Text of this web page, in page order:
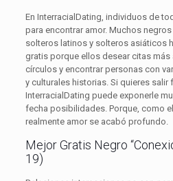
En InterracialDating, individuos de
para encontrar amor. Muchos
solteros latinos y solteros asiáticos
gratis porque ellos desear citas
círculos y encontrar personas con
y culturales historias. Si quieres salir
InterracialDating puede exponerle
fecha posibilidades. Porque, como
realmente amor se acabó profundo.
Mejor Gratis Negro
19)